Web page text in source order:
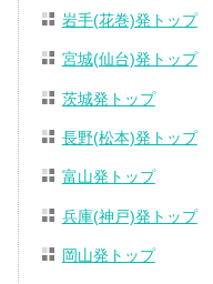
岩手(花巻)発トップ
宮城(仙台)発トップ
茨城発トップ
長野(松本)発トップ
富山発トップ
兵庫(神戸)発トップ
岡山発トップ